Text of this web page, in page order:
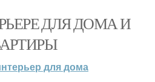
ДЛЯ ДОМА И
для дома